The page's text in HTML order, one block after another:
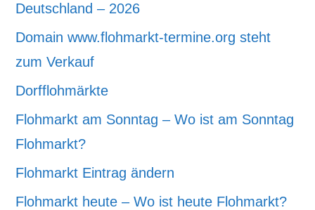
Deutschland – 2026
Domain www.flohmarkt-termine.org steht
zum Verkauf
Dorfflohmärkte
Flohmarkt am Sonntag – Wo ist am Sonntag
Flohmarkt?
Flohmarkt Eintrag ändern
Flohmarkt heute – Wo ist heute Flohmarkt?